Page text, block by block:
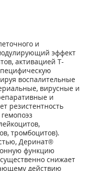
и
эффект
активацией Т-
воспалительные
вирусные и
и
резистентность
тромбоцитов).
Деринат®
функцию
снижает
действию